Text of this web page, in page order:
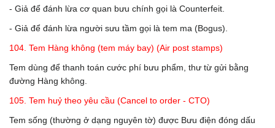
- Giả để đánh lừa cơ quan bưu chính gọi là Counterfeit.
- Giả để đánh lừa người sưu tầm gọi là tem ma (Bogus).
104. Tem Hàng không (tem máy bay) (Air post stamps)
Tem dùng để thanh toán cước phí bưu phẩm, thư từ gửi bằng
đường Hàng không.
105. Tem huỷ theo yêu cầu (Cancel to order - CTO)
Tem sống (thường ở dạng nguyên tờ) được Bưu điện đóng dấu